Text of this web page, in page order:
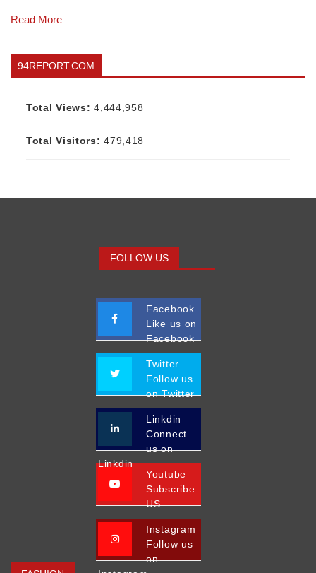
Read More
94REPORT.COM
Total Views:4,444,958
Total Visitors:479,418
FOLLOW US
Facebook
Like us on
Facebook
Twitter
Follow us
on Twitter
Linkdin
Connect
us on
Linkdin
Youtube
Subscribe
US
Instagram
Follow us
on